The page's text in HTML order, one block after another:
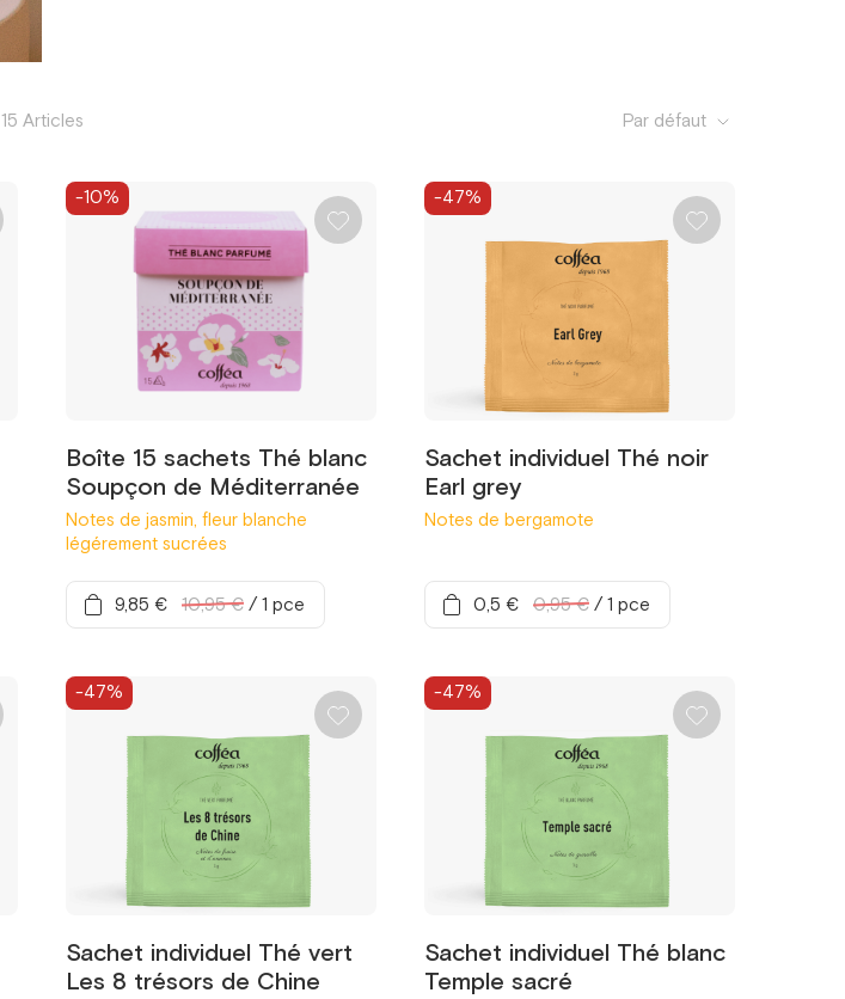
15 Articles Par défaut
Boîte 15 sachets Thé blanc
Soupçon de Méditerranée
Notes de jasmin, fleur blanche
légérement sucrées
-10%
9,85 € 10,95 € /1 pce
Sachet individuel Thé noir
Earl grey
Notes de bergamote
-47%
0,5 € 0,95 € /1 pce
Sachet individuel Thé vert
Les 8 trésors de Chine
-47%
Sachet individuel Thé blanc
Temple sacré
-47%